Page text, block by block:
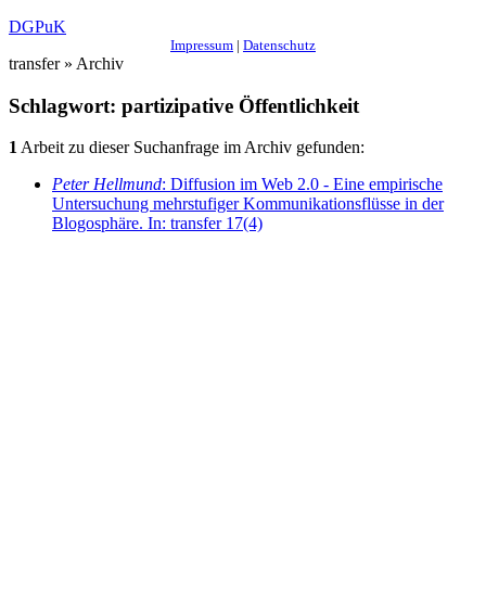
DGPuK
Impressum | Datenschutz
transfer » Archiv
Schlagwort: partizipative Öffentlichkeit
1Arbeit zu dieser Suchanfrage im Archiv gefunden:
Peter Hellmund: Diffusion im Web 2.0 - Eine empirische
Untersuchung mehrstufiger Kommunikationsflüsse in der
Blogosphäre. In: transfer 17(4)